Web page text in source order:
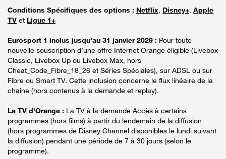
Conditions Spécifiques des options : Netflix, Disney+, Apple
TV et Ligue 1+
Eurosport 1 inclus jusqu’au 31 janvier 2029 : Pour toute
nouvelle souscription d’une offre Internet Orange éligible (Livebox
Classic, Livebox Up ou Livebox Max, hors
Cheat_Code_Fibre_18_26 et Séries Spéciales), sur ADSL ou sur
Fibre ou Smart TV. Cette inclusion concerne le flux linéaire de la
chaine (hors contenus à la demande et replay).
La TV d'Orange : La TV à la demande Accès à certains
programmes (hors films) à partir du lendemain de la diffusion
(hors programmes de Disney Channel disponibles le lundi suivant
la diffusion) pendant une période de 7 à 30 jours (selon le
programme).